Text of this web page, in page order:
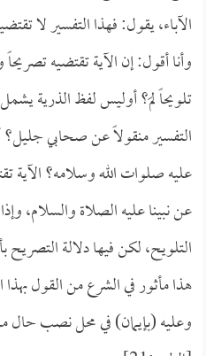
الآباء، يقول: فهذا التفسير لا
وأنا أقول: إن الآية تقتضيه
تلويحاً لمَ؟ أوليس لفظ الذرية
التفسير منقولاً عن صحابي
عليه صلوات الله وسلامه؟
عن نبينا عليه الصلاة والسلام،
التلويح، لكن فيها دلالة التصريح
هذا مأثور في الشرع من القول بهذا
وعليه (بإيمان) في محل نصب حال